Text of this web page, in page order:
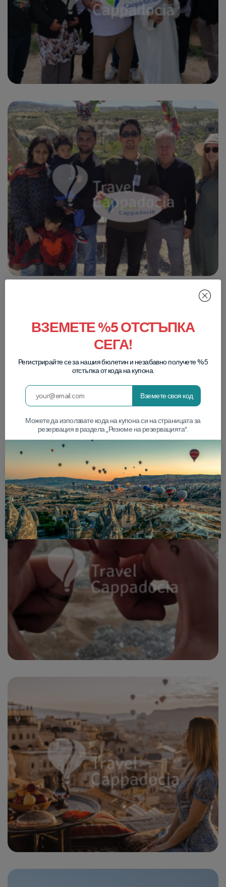
ВЗЕМЕТЕ %5 ОТСТЪПКА
СЕГА!
Регистрирайте се за нашия бюлетин и незабавно получете %5
отстъпка от кода на купона.
Вземете своя код
Можете да използвате кода на купона си на страницата за
резервация в раздела „Резюме на резервацията“.